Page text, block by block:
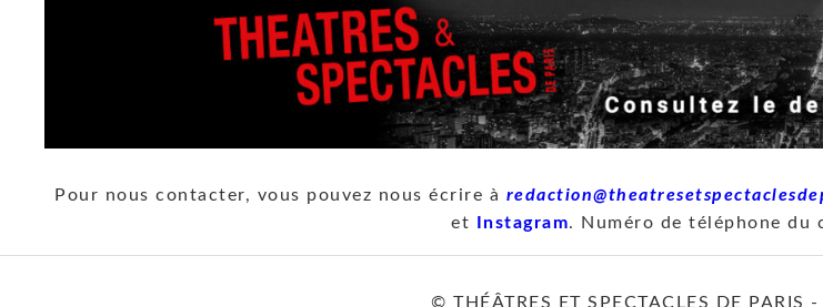
Pour nous contacter, vous pouvez nous écrire à
et Instagram. Numéro de téléphone du
© THÉÂTRES ET SPECTACLES DE PARIS